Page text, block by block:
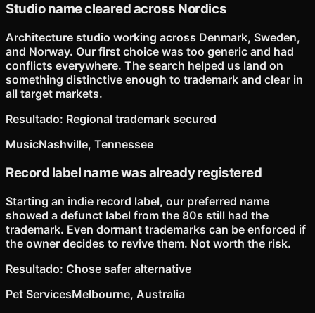
Studio name cleared across Nordics
Architecture studio working across Denmark, Sweden,
and Norway. Our first choice was too generic and had
conflicts everywhere. The search helped us land on
something distinctive enough to trademark and clear in
all target markets.
Resultado: Regional trademark secured
MusicNashville, Tennessee
Record label name was already registered
Starting an indie record label, our preferred name
showed a defunct label from the 80s still had the
trademark. Even dormant trademarks can be enforced if
the owner decides to revive them. Not worth the risk.
Resultado: Chose safer alternative
Pet ServicesMelbourne, Australia